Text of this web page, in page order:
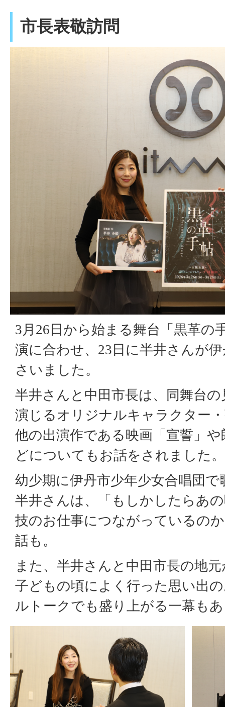
市長表敬訪問
3月26日から始まる舞台「黒革の
演に合わせ、23日に半井さんが
さいました。
半井さんと中田市長は、同舞台
演じるオリジナルキャラクター
他の出演作である映画「宣誓」
どについてもお話をされました。
幼少期に伊丹市少年少女合唱団
半井さんは、「もしかしたらあ
技のお仕事につながっているの
話も。
また、半井さんと中田市長の地
子どもの頃によく行った思い出
ルトークでも盛り上がる一幕も